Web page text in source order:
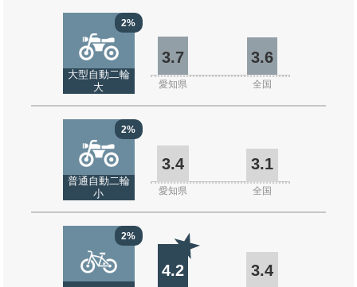
2%
大型自動二輪
大
3.7 3.6
愛知県 全国
2%
普通自動二輪
小
3.4 3.1
愛知県 全国
2%
4.2 3.4